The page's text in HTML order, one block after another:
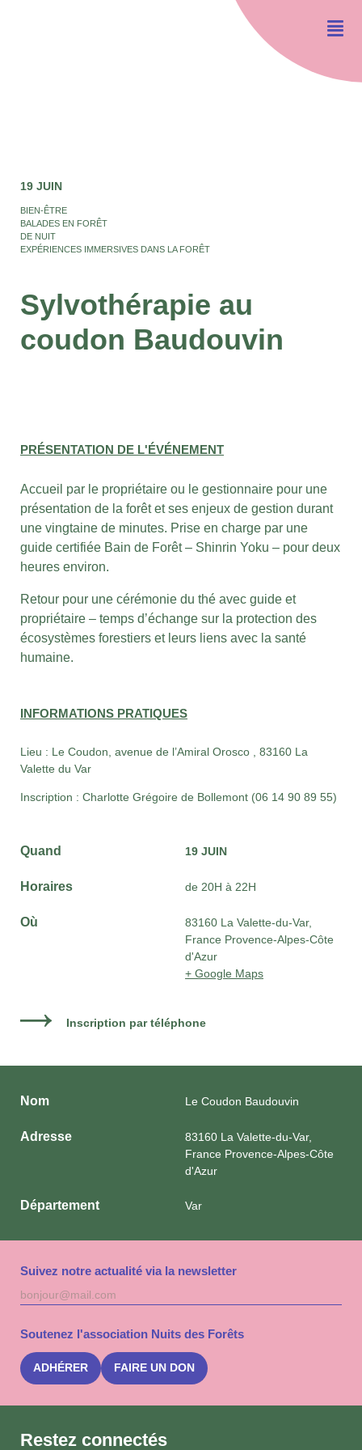
19 JUIN
BIEN-ÊTRE
BALADES EN FORÊT
DE NUIT
EXPÉRIENCES IMMERSIVES DANS LA FORÊT
Sylvothérapie au
coudon Baudouvin
PRÉSENTATION DE L'ÉVÉNEMENT
Accueil par le propriétaire ou le gestionnaire pour une
présentation de la forêt et ses enjeux de gestion durant
une vingtaine de minutes. Prise en charge par une
guide certifiée Bain de Forêt – Shinrin Yoku – pour deux
heures environ.
Retour pour une cérémonie du thé avec guide et
propriétaire – temps d’échange sur la protection des
écosystèmes forestiers et leurs liens avec la santé
humaine.
INFORMATIONS PRATIQUES
Lieu : Le Coudon, avenue de l’Amiral Orosco , 83160 La
Valette du Var
Inscription : Charlotte Grégoire de Bollemont (06 14 90 89 55)
Quand 19 JUIN
Horaires de 20H à 22H
Où
83160 La Valette-du-Var,
France Provence-Alpes-Côte
d'Azur
+ Google Maps
Inscription par téléphone
Nom Le Coudon Baudouvin
Adresse
83160 La Valette-du-Var,
France Provence-Alpes-Côte
d'Azur
Département Var
Suivez notre actualité via la newsletter
Adresse
mail
à
Soutenez l'association Nuits des Forêts
ADHÉRER FAIRE UN DON
Restez connectés